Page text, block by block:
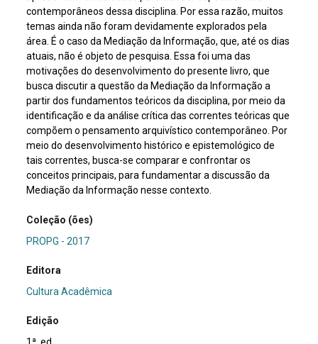
contemporâneos dessa disciplina. Por essa razão, muitos
temas ainda não foram devidamente explorados pela
área. É o caso da Mediação da Informação, que, até os dias
atuais, não é objeto de pesquisa. Essa foi uma das
motivações do desenvolvimento do presente livro, que
busca discutir a questão da Mediação da Informação a
partir dos fundamentos teóricos da disciplina, por meio da
identificação e da análise crítica das correntes teóricas que
compõem o pensamento arquivístico contemporâneo. Por
meio do desenvolvimento histórico e epistemológico de
tais correntes, busca-se comparar e confrontar os
conceitos principais, para fundamentar a discussão da
Mediação da Informação nesse contexto.
Coleção (ões)
PROPG - 2017
Editora
Cultura Acadêmica
Edição